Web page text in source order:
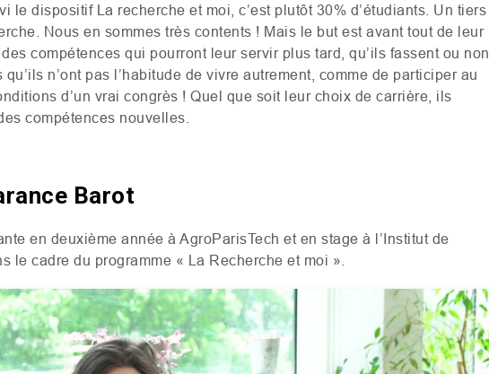
le dispositif La recherche et moi, c’est plutôt 30% d’étudiants. Un tiers
Nous en sommes très contents ! Mais le but est avant tout de leur
compétences qui pourront leur servir plus tard, qu’ils fassent ou non
n’ont pas l’habitude de vivre autrement, comme de participer au
d’un vrai congrès ! Quel que soit leur choix de carrière, ils
compétences nouvelles.
Barot
en deuxième année à AgroParisTech et en stage à l’Institut de
le cadre du programme « La Recherche et moi »